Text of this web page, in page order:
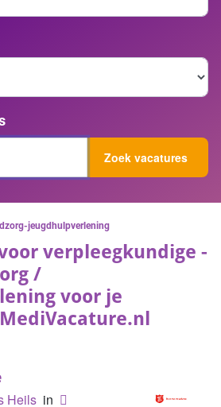
Zoek vacatures
jeugdhulpverlening
verpleegkundige -
/
voor je
Heils in